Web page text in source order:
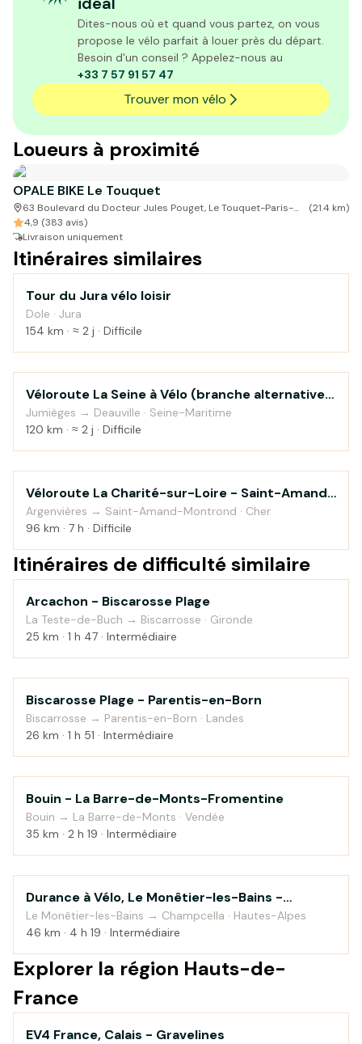
Dites-nous où et quand vous partez, on vous
propose le vélo parfait à louer près du départ.
Besoin d'un conseil ? Appelez-nous au
+33 7 57 91 57 47
Trouver mon vélo
Loueurs à proximité
OPALE BIKE Le Touquet
63 Boulevard du Docteur Jules Pouget, Le Touquet-Paris-
Plage, France
(21.4 km)
4,9 (383 avis)
Livraison uniquement
Itinéraires similaires
Montagne
Tour du Jura vélo loisir
Dole · Jura
154 km · ≈ 2 j · Difficile
Au fil de l'eau
Véloroute La Seine à Vélo (branche alternative
vers Honfleur)
Jumièges → Deauville · Seine-Maritime
120 km · ≈ 2 j · Difficile
Au fil de l'eau
Véloroute La Charité-sur-Loire - Saint-Amand-
Montrond
Argenvières → Saint-Amand-Montrond · Cher
96 km · 7 h · Difficile
Itinéraires de difficulté similaire
Bord de mer
Arcachon - Biscarosse Plage
La Teste-de-Buch → Biscarrosse · Gironde
25 km · 1 h 47 · Intermédiaire
Bord de mer
Biscarosse Plage - Parentis-en-Born
Biscarrosse → Parentis-en-Born · Landes
26 km · 1 h 51 · Intermédiaire
Bord de mer
Bouin - La Barre-de-Monts-Fromentine
Bouin → La Barre-de-Monts · Vendée
35 km · 2 h 19 · Intermédiaire
Montagne
Durance à Vélo, Le Monêtier-les-Bains -
Sisteron — étape 1
Le Monêtier-les-Bains → Champcella · Hautes-Alpes
46 km · 4 h 19 · Intermédiaire
Explorer la région Hauts-de-
France
Bord de mer
EV4 France, Calais - Gravelines